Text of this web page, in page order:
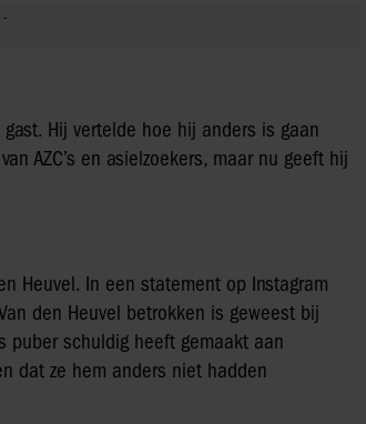
Hij vertelde hoe hij anders is gaan
AZC’s en asielzoekers, maar nu geeft hij
Heuvel. In een statement op Instagram
den Heuvel betrokken is geweest bij
puber schuldig heeft gemaakt aan
dat ze hem anders niet hadden